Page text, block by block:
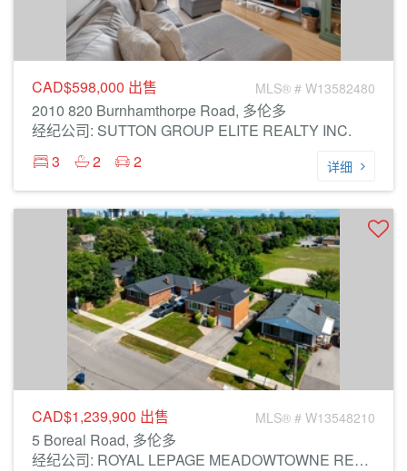
CAD$598,000 出售 MLS® # W13582480
2010 820 Burnhamthorpe Road, 多伦多
经纪公司: SUTTON GROUP ELITE REALTY INC.
3
2 2 详细
CAD$1,239,900 出售 MLS® # W13548210
5 Boreal Road, 多伦多
经纪公司: ROYAL LEPAGE MEADOWTOWNE REALTY